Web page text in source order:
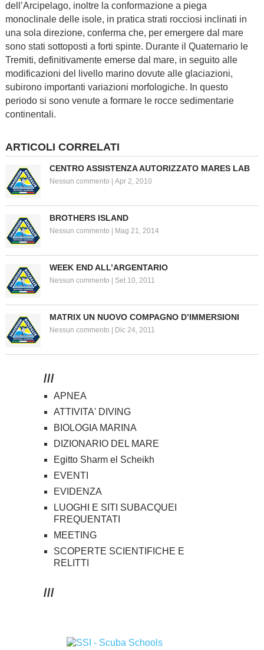
dell’Arcipelago, inoltre la conformazione a piega
monoclinale delle isole, in pratica strati rocciosi inclinati in
una sola direzione, conferma che, per emergere dal mare
sono stati sottoposti a forti spinte. Durante il Quaternario le
Tremiti, definitivamente emerse dal mare, in seguito alle
modificazioni del livello marino dovute alle glaciazioni,
subirono importanti variazioni morfologiche. In questo
periodo si sono venute a formare le rocce sedimentarie
continentali.
ARTICOLI CORRELATI
CENTRO ASSISTENZA AUTORIZZATO MARES LAB
Nessun commento Apr 2, 2010
BROTHERS ISLAND
Nessun commento Mag 21, 2014
WEEK END ALL’ARGENTARIO
Nessun commento Set 10, 2011
MATRIX UN NUOVO COMPAGNO D’IMMERSIONI
Nessun commento Dic 24, 2011
///
APNEA
ATTIVITA' DIVING
BIOLOGIA MARINA
DIZIONARIO DEL MARE
Egitto Sharm el Scheikh
EVENTI
EVIDENZA
LUOGHI E SITI SUBACQUEI
FREQUENTATI
MEETING
SCOPERTE SCIENTIFICHE E
RELITTI
///